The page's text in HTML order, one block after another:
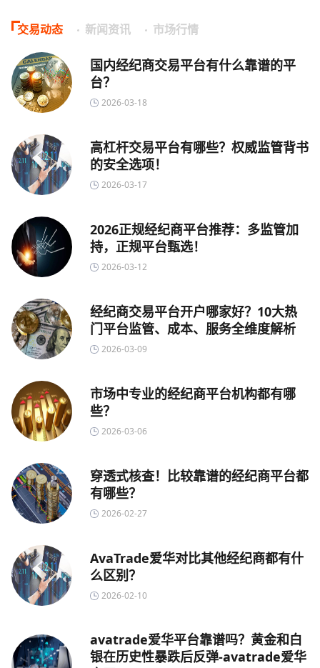
交易动态 新闻资讯 市场行情
国内经纪商交易平台有什么靠谱的平
台？
2026-03-18
高杠杆交易平台有哪些？权威监管背书
的安全选项！
2026-03-17
2026正规经纪商平台推荐：多监管加
持，正规平台甄选！
2026-03-12
经纪商交易平台开户哪家好？10大热
门平台监管、成本、服务全维度解析
2026-03-09
市场中专业的经纪商平台机构都有哪
些？
2026-03-06
穿透式核查！比较靠谱的经纪商平台都
有哪些？
2026-02-27
AvaTrade爱华对比其他经纪商都有什
么区别？
2026-02-10
avatrade爱华平台靠谱吗？黄金和白
银在历史性暴跌后反弹-avatrade爱华